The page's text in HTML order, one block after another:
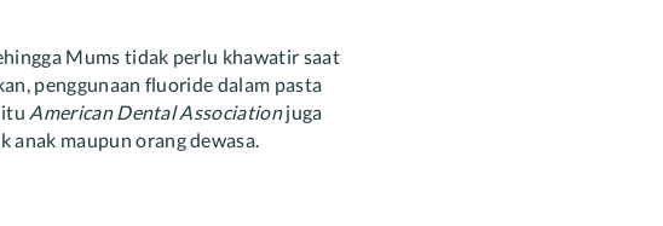
Mums tidak perlu khawatir saat
penggunaan fluoride dalam pasta
American Dental Associationjuga
anak maupun orang dewasa.